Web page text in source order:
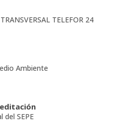
TELEFOR 24
Ambiente
del SEPE